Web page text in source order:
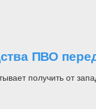
ПВО
получить от